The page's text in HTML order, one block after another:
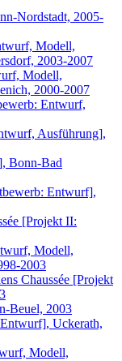
Nordstadt, 2005-
Modell,
2003-2007
Modell,
2000-2007
Entwurf,
Ausführung],
Bonn-Bad
Entwurf],
[Projekt II:
Modell,
2003
Chaussée [Projekt
Beuel, 2003
Uckerath,
Modell,